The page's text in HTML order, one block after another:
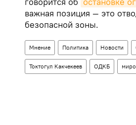
важная позиция — это
безопасной зоны.
Мнение Политика Новости
Токтогул Какчекеев ОДКБ